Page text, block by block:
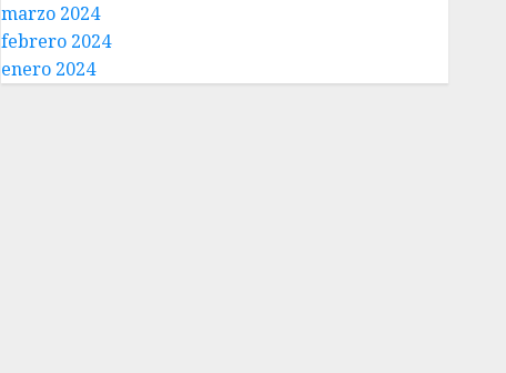
marzo 2024
febrero 2024
enero 2024